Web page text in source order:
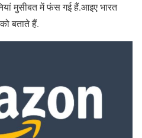
मुसीबत में फंस गई हैं.आइए भारत
बताते हैं.